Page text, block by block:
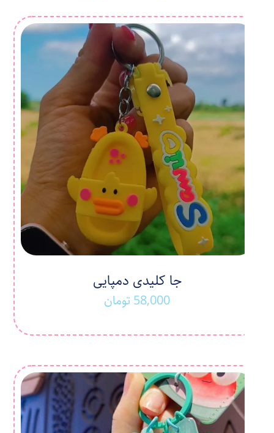
جا کلیدی دمپایی
58,000تومان